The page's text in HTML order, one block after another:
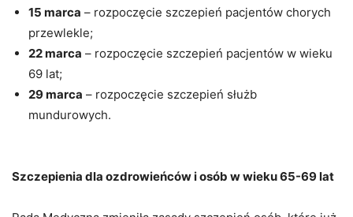
15 marca – rozpoczęcie szczepień pacjentów chorych
przewlekle;
22 marca – rozpoczęcie szczepień pacjentów w wieku
69 lat;
29 marca – rozpoczęcie szczepień służb
mundurowych.
Szczepienia dla ozdrowieńców i osób w wieku 65-69 lat